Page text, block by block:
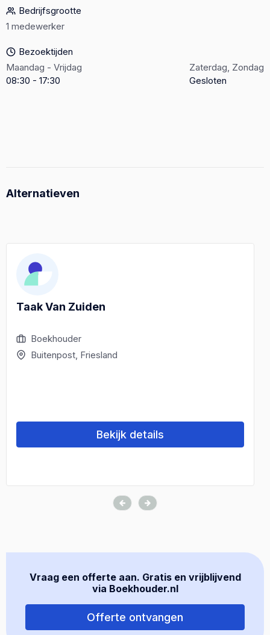
Bedrijfsgrootte
1 medewerker
Bezoektijden
Maandag - Vrijdag
08:30 - 17:30
Zaterdag, Zondag
Gesloten
Alternatieven
Taak Van Zuiden
Boekhouder
Buitenpost, Friesland
Bekijk details
Vraag een offerte aan. Gratis en vrijblijvend
via Boekhouder.nl
Offerte ontvangen